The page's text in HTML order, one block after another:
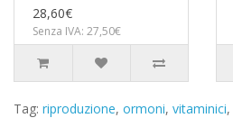
28,60€
Senza IVA: 27,50€
Tag: riproduzione, ormoni, vitaminici,